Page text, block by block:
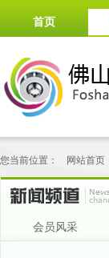
首页
您当前位置： 网站首页
会员风采